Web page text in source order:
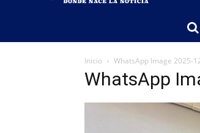
Inicio WhatsApp Image 2025-
WhatsApp